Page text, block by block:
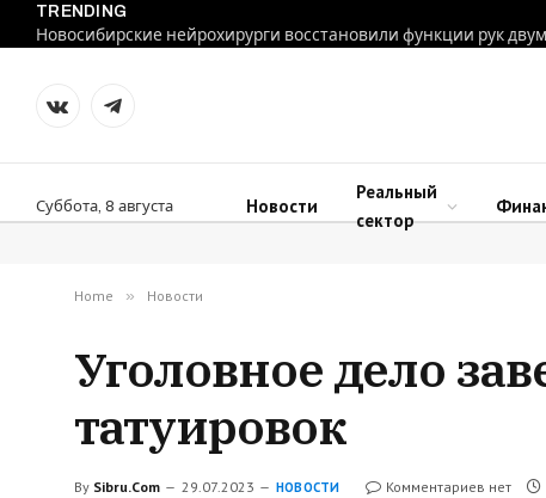
TRENDING
VKontakteTelegram
Суббота, 8 августа Новости
Реальный
сектор
Home » Новости
Уголовное дело
татуировок
By Sibru.Com 29.07.2023 НОВОСТИ Комментариев нет